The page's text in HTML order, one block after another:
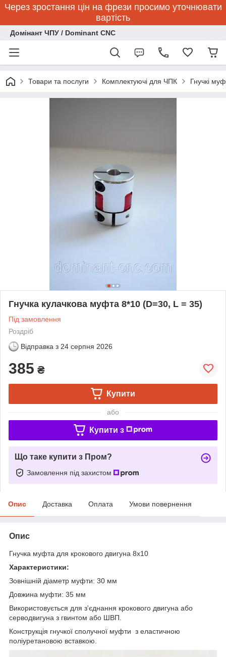
Через зростання цін на фрези просимо уточнювати
вартість
Домінант ЧПУ / Dominant CNC
Товари та послуги Комплектуючі для ЧПК Гнучкі
Гнучка кулачкова муфта 8*10 (D=30, L = 35)
Під замовлення
Роздріб
Відправка з 24 серпня 2026
385 ₴
Купити
або
Купити з
Що таке купити з Пром?
Замовлення під захистом
Опис Доставка Оплата Умови повернення
Опис
Гнучка муфта для крокового двигуна 8х10
Характеристики:
Зовнішній діаметр муфти: 30 мм
Довжина муфти: 35 мм
Використовується для з'єднання крокового двигуна або
серводвигуна з гвинтом або ШВП.
Конструкція гнучкої сполучної муфти з еластичною
поліуретановою вставкою.